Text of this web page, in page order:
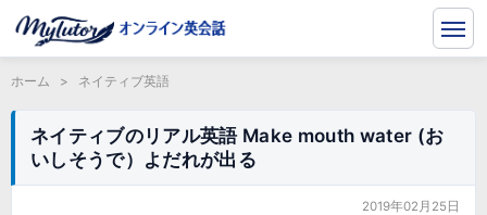
ホーム > ネイティブ英語
ネイティブのリアル英語 Make mouth water (お
いしそうで）よだれが出る
2019年02月25日